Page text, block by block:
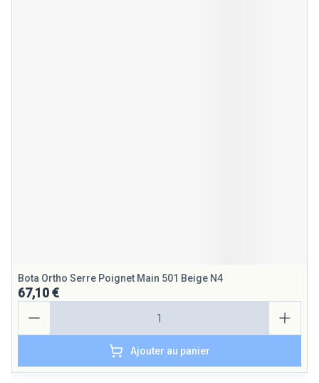
Bota Ortho Serre Poignet Main 501 Beige N4
67,10 €
Ajouter au panier